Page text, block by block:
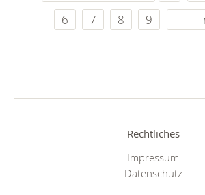
6
7 8 9
Rechtliches
Impressum
Datenschutz